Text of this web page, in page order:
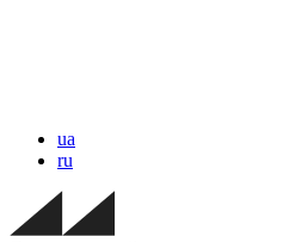
ua
ru